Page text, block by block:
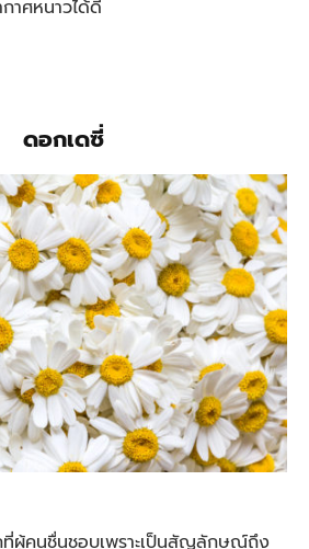
าศหนาวได้ดี
ดอกเดซี่
ผู้คนชื่นชอบเพราะเป็นสัญลักษณ์ถึง